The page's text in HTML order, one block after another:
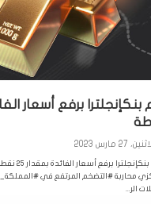
الاثنين، 27 مارس 2023
قام
محاربة #التضخم المرتفع في
الر...